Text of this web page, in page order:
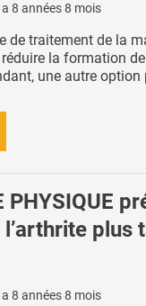
8 années 8 mois
de traitement de la
réduire la formation
une autre option
PHYSIQUE
plus
8 années 8 mois